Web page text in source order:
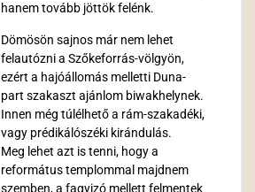
hanem tovább jöttök felénk.
Dömösön sajnos már nem lehet
felautózni a Szőkeforrás-völgyön,
ezért a hajóállomás melletti Duna-
part szakaszt ajánlom biwakhelynek.
Innen még túlélhető a rám-szakadéki,
vagy prédikálószéki kirándulás.
Meg lehet azt is tenni, hogy a
református templommal majdnem
szemben, a fagyizó mellett felmentek